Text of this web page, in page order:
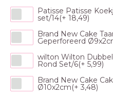
Patisse Patisse
set/14(+ 18,49)
Brand New Cake
Geperforeerd
wilton Wilton
Rond Set/6(+ 5,99)
Brand New Cake
Ø10x2cm(+ 3,48)